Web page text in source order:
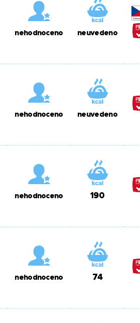
nehodnoceno neuvedeno
nehodnoceno neuvedeno
nehodnoceno 190
nehodnoceno 74